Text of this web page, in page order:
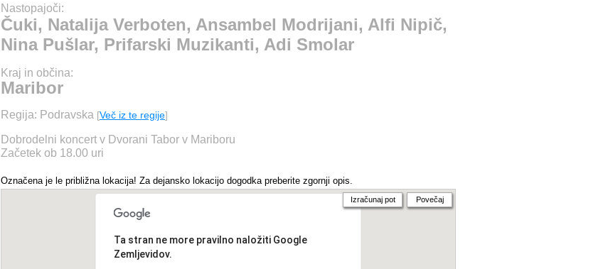
Nastopajoči:
Čuki, Natalija Verboten, Ansambel Modrijani, Alfi Nipič,
Nina Pušlar, Prifarski Muzikanti, Adi Smolar
Kraj in občina:
Maribor
Regija: Podravska [Več iz te regije]
Dobrodelni koncert v Dvorani Tabor v Mariboru
Začetek ob 18.00 uri
Označena je le približna lokacija! Za dejansko lokacijo dogodka preberite zgornji opis.
Ta stran ne more pravilno naložiti Google
Zemljevidov.
Izračunaj pot Povečaj